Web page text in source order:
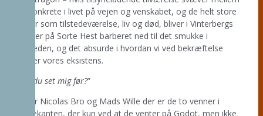
det konkrete i livet på vejen og venskabet, og de helt store
emner som tilstedeværelse, liv og død, bliver i Vinterbergs
hænder på Sorte Hest barberet ned til det smukke i
uvisheden, og det absurde i hvordan vi ved bekræftelse
beviser vores eksistens.
Har du set mig før?”
Det er Nicolas Bro og Mads Wille der er de to venner i
grøftekanten, der kun ved at de venter på Godot, men ikke